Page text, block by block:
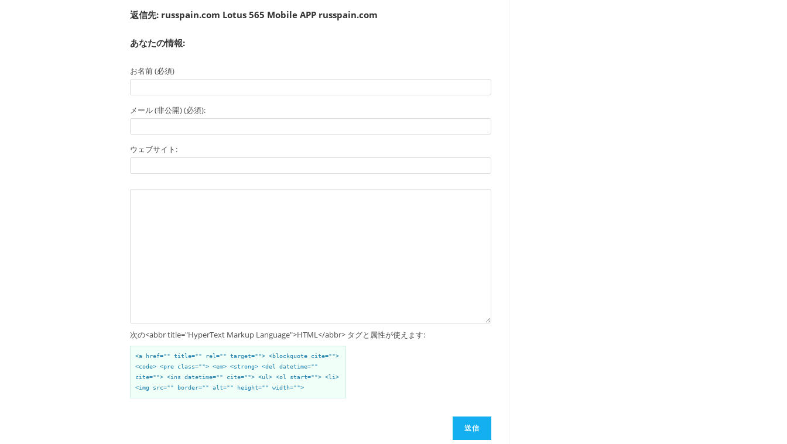
返信先: russpain.com Lotus 565 Mobile APP russpain.com
あなたの情報:
お名前 (必須)
メール (非公開) (必須):
ウェブサイト:
次の<abbr title="HyperText Markup Language">HTML</abbr> タグと属性が使えます:
<a href="" title="" rel="" target=""> <blockquote cite="">
<code> <pre class=""> <em> <strong> <del datetime=""
cite=""> <ins datetime="" cite=""> <ul> <ol start=""> <li>
<img src="" border="" alt="" height="" width="">
送信